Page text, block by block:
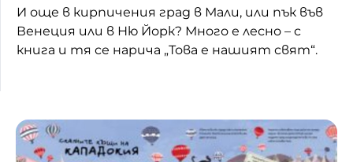
И още в кирпичения град в Мали, или пък във
Венеция или в Ню Йорк? Много е лесно – с
книга и тя се нарича „Това е нашият свят“.